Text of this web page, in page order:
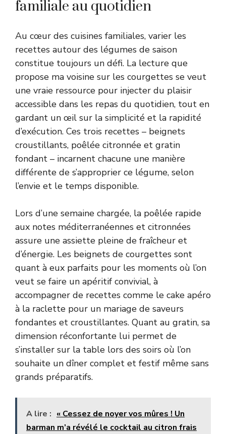
familiale au quotidien
Au cœur des cuisines familiales, varier les
recettes autour des légumes de saison
constitue toujours un défi. La lecture que
propose ma voisine sur les courgettes se veut
une vraie ressource pour injecter du plaisir
accessible dans les repas du quotidien, tout en
gardant un œil sur la simplicité et la rapidité
d’exécution. Ces trois recettes – beignets
croustillants, poêlée citronnée et gratin
fondant – incarnent chacune une manière
différente de s’approprier ce légume, selon
l’envie et le temps disponible.
Lors d’une semaine chargée, la poêlée rapide
aux notes méditerranéennes et citronnées
assure une assiette pleine de fraîcheur et
d’énergie. Les beignets de courgettes sont
quant à eux parfaits pour les moments où l’on
veut se faire un apéritif convivial, à
accompagner de recettes comme le cake apéro
à la raclette pour un mariage de saveurs
fondantes et croustillantes. Quant au gratin, sa
dimension réconfortante lui permet de
s’installer sur la table lors des soirs où l’on
souhaite un dîner complet et festif même sans
grands préparatifs.
A lire : « Cessez de noyer vos mûres ! Un
barman m’a révélé le cocktail au citron frais